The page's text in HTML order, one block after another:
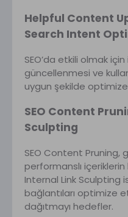
Helpful Content
Search Intent
SEO’da etkili olmak
güncellenmesi ve
uygun şekilde
SEO Content
Sculpting
SEO Content Pruning,
performanslı içeriklerin
Internal Link Sculpting
bağlantıları optimize
dağıtmayı hedefler.